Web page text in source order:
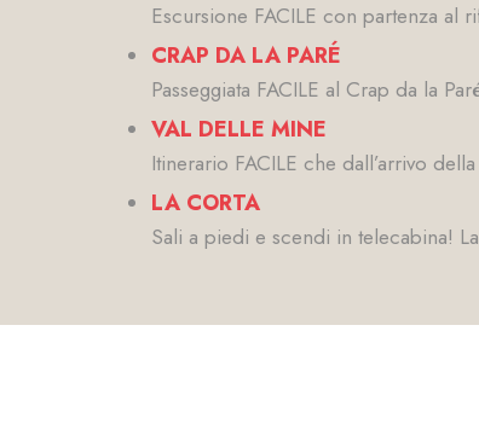
Escursione FACILE con partenza al
CRAP DA LA PARÉ
Passeggiata FACILE al Crap da la
VAL DELLE MINE
Itinerario FACILE che dall’arrivo
LA CORTA
Sali a piedi e scendi in telecabina!